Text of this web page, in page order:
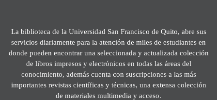
La biblioteca de la Universidad San Francisco de Quito, abre sus
servicios diariamente para la atención de miles de estudiantes en
donde pueden encontrar una seleccionada y actualizada colección
de libros impresos y electrónicos en todas las áreas del
conocimiento, además cuenta con suscripciones a las más
importantes revistas científicas y técnicas, una extensa colección
de materiales multimedia y acceso.